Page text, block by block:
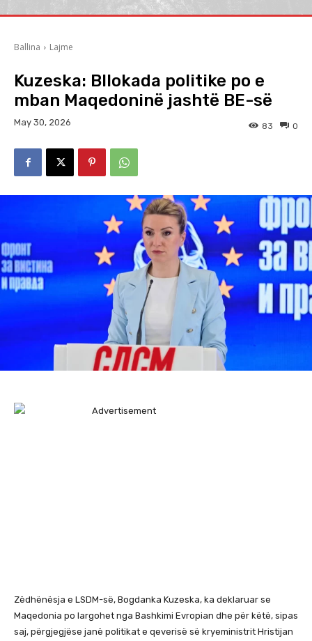
Ballina Lajme
Kuzeska: Bllokada politike po e
mban Maqedoninë jashtë BE-së
May 30, 2026 0
83
Zëdhënësja e LSDM-së, Bogdanka Kuzeska, ka deklaruar se
Maqedonia po largohet nga Bashkimi Evropian dhe për këtë, sipas
saj, përgjegjëse janë politikat e qeverisë së kryeministrit Hristijan